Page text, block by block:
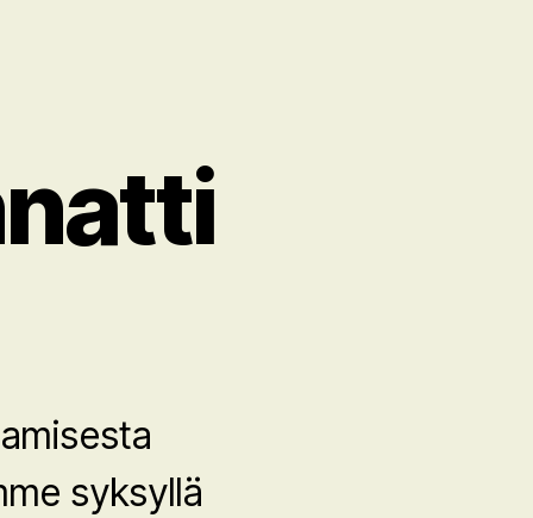
syksyllä